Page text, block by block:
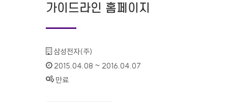
가이드라인 홈페이지
기관명 :
삼성전자(주)
인증기간 :
2015.04.08 ~ 2016.04.07
상태 :
만료